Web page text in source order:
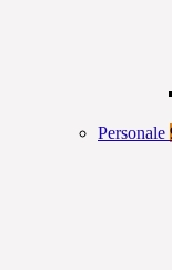
Personale